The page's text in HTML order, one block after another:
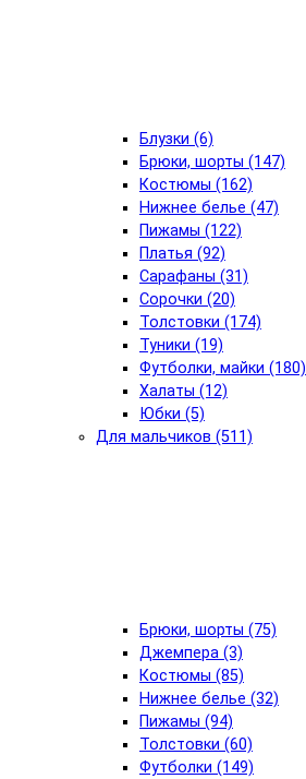
Блузки (6)
Брюки, шорты (147)
Костюмы (162)
Нижнее белье (47)
Пижамы (122)
Платья (92)
Сарафаны (31)
Сорочки (20)
Толстовки (174)
Туники (19)
Футболки, майки (180)
Халаты (12)
Юбки (5)
Для мальчиков (511)
Брюки, шорты (75)
Джемпера (3)
Костюмы (85)
Нижнее белье (32)
Пижамы (94)
Толстовки (60)
Футболки (149)